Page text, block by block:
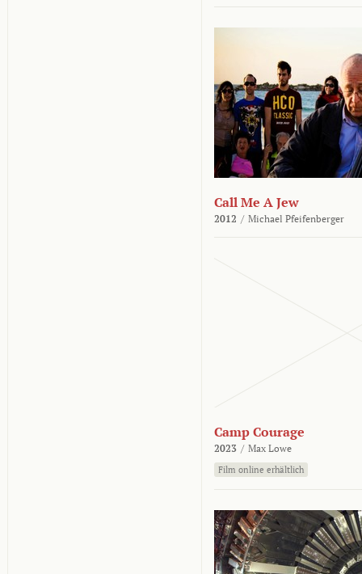
Call Me A Jew
2012 / Michael Pfeifenberger
Camp Courage
2023 / Max Lowe
Film online erhältlich